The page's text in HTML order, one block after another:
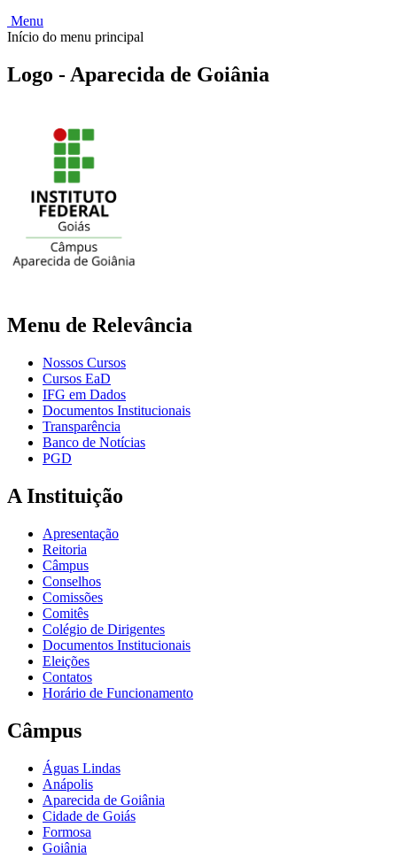
Menu
Início do menu principal
Logo - Aparecida de Goiânia
Menu de Relevância
Nossos Cursos
Cursos EaD
IFG em Dados
Documentos Institucionais
Transparência
Banco de Notícias
PGD
A Instituição
Apresentação
Reitoria
Câmpus
Conselhos
Comissões
Comitês
Colégio de Dirigentes
Documentos Institucionais
Eleições
Contatos
Horário de Funcionamento
Câmpus
Águas Lindas
Anápolis
Aparecida de Goiânia
Cidade de Goiás
Formosa
Goiânia